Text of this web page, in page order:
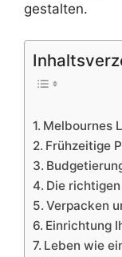
gestalten.
Melbournes
Frühzeitige
Die
Verpacken
Einrichtung
Leben wie